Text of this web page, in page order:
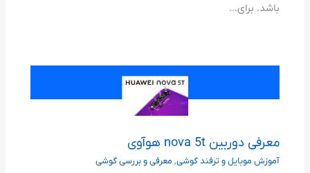
باشد. برای…
معرفی دوربین nova 5t هوآوی
آموزش موبایل و ترفند گوشی, معرفی و بررسی گوشی